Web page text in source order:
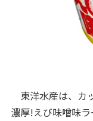
東洋水産は、カ
濃厚!えび味噌味